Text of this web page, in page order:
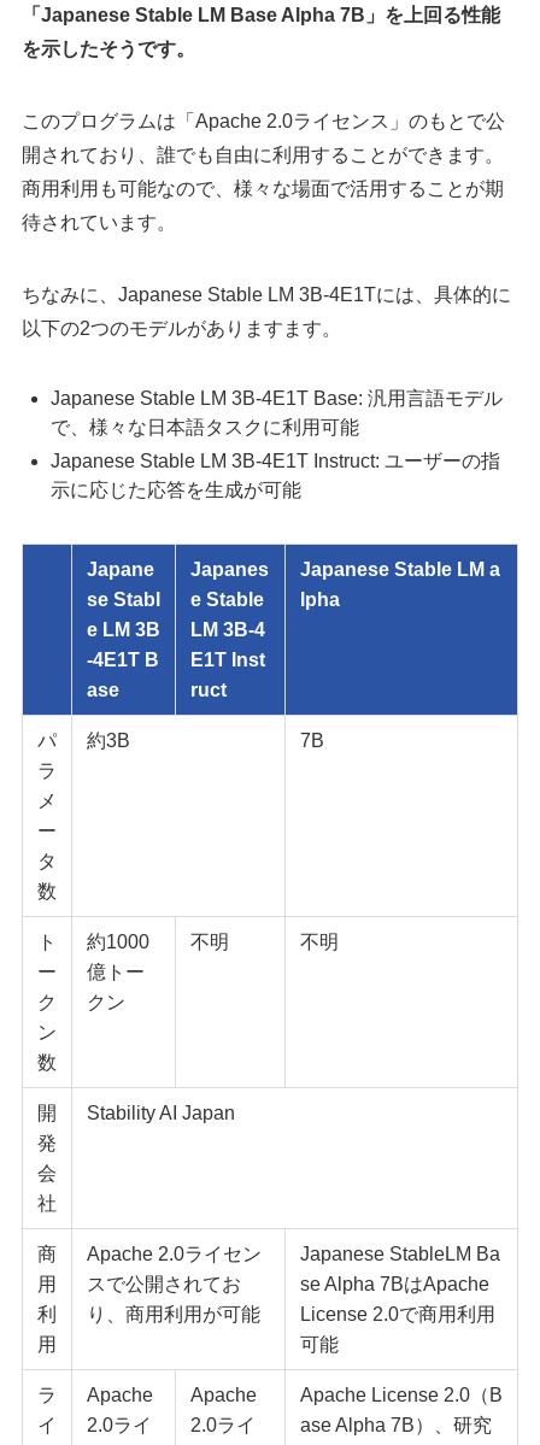
「Japanese Stable LM Base Alpha 7B」を上回る性能
を示したそうです。
このプログラムは「Apache 2.0ライセンス」のもとで公
開されており、誰でも自由に利用することができます。
商用利用も可能なので、様々な場面で活用することが期
待されています。
ちなみに、Japanese Stable LM 3B-4E1Tには、具体的に
以下の2つのモデルがありますます。
Japanese Stable LM 3B-4E1T Base: 汎用言語モデル
で、様々な日本語タスクに利用可能
Japanese Stable LM 3B-4E1T Instruct: ユーザーの指
示に応じた応答を生成が可能
Japane
se Stabl
e LM 3B
-4E1T B
ase
Japanes
e Stable
LM 3B-4
E1T Inst
ruct
Japanese Stable LM a
lpha
パ
ラ
メ
ー
タ
数
約3B 7B
ト
ー
ク
ン
数
約1000
億トー
クン
不明 不明
開
発
会
社
Stability AI Japan
商
用
利
用
Apache 2.0ライセン
スで公開されてお
り、商用利用が可能
Japanese StableLM Ba
se Alpha 7BはApache
License 2.0で商用利用
可能
ラ
イ
Apache
2.0ライ
Apache
2.0ライ
Apache License 2.0（B
ase Alpha 7B）、研究